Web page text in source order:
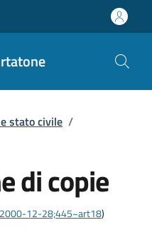
stato civile /
di copie
12-28;445~art18)